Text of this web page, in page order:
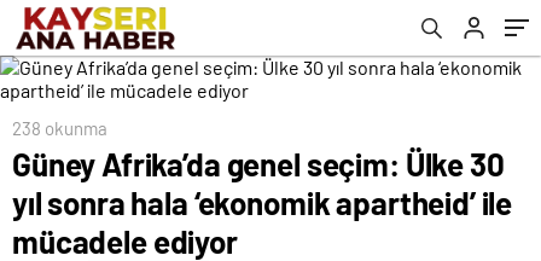
mücadele ediyor
238 okunma
Güney Afrika’da genel seçim: Ülke 30
yıl sonra hala ‘ekonomik apartheid’ ile
mücadele ediyor